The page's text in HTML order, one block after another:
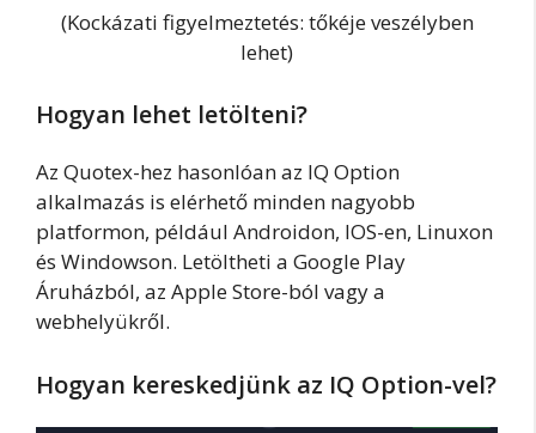
(Kockázati figyelmeztetés: tőkéje veszélyben
lehet)
Hogyan lehet letölteni?
Az Quotex-hez hasonlóan az IQ Option
alkalmazás is elérhető minden nagyobb
platformon, például Androidon, IOS-en, Linuxon
és Windowson. Letöltheti a Google Play
Áruházból, az Apple Store-ból vagy a
webhelyükről.
Hogyan kereskedjünk az IQ Option-vel?